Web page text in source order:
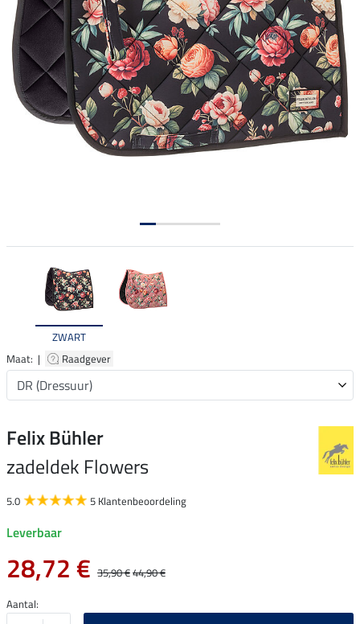
ZWART
Maat: |
Raadgever
Felix Bühler
zadeldek Flowers
5.0 5 Klantenbeoordeling
Leverbaar
28,72 € 35,90 €44,90 €
Aantal: